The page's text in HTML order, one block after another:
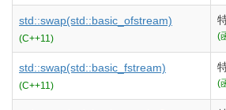
std::swap(std::basic_ofstream)
(C++11) (
std::swap(std::basic_fstream)
(C++11) (